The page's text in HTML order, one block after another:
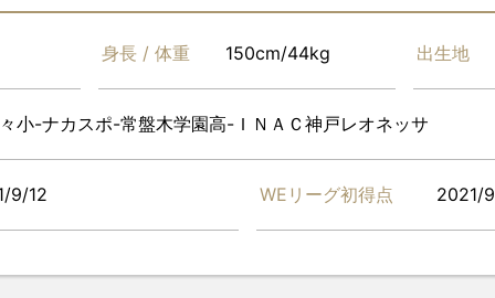
身長 / 体重 150cm/44kg 出生地
小-ナカスポ-常盤木学園高-ＩＮＡＣ神戸レオネッサ
9/12 WEリーグ初得点 2021/